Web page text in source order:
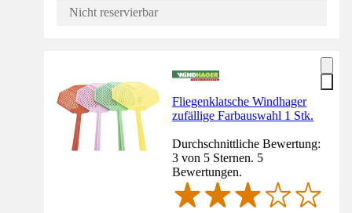
Nicht reservierbar
Fliegenklatsche Windhager
zufällige Farbauswahl 1 Stk.
Durchschnittliche Bewertung:
3 von 5 Sternen. 5
Bewertungen.